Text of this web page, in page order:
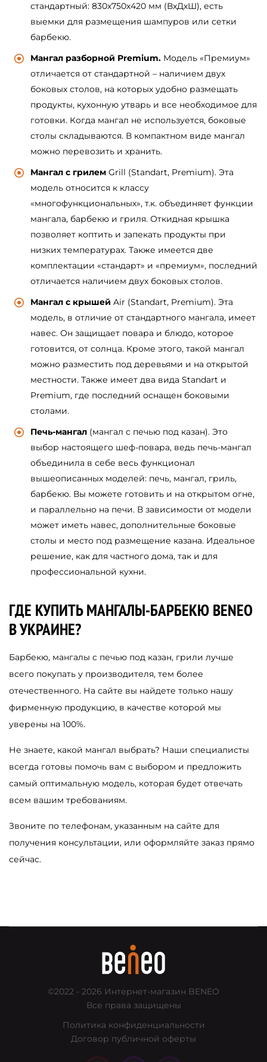
стандартный: 830х750х420 мм (ВхДхШ), есть
выемки для размещения шампуров или сетки
барбекю.
Мангал разборной Premium. Модель «Премиум»
отличается от стандартной – наличием двух
боковых столов, на которых удобно размещать
продукты, кухонную утварь и все необходимое для
готовки. Когда мангал не используется, боковые
столы складываются. В компактном виде мангал
можно перевозить и хранить.
Мангал с грилем Grill (Standart, Premium). Эта
модель относится к классу
«многофункциональных», т.к. объединяет функции
мангала, барбекю и гриля. Откидная крышка
позволяет коптить и запекать продукты при
низких температурах. Также имеется две
комплектации «стандарт» и «премиум», последний
отличается наличием двух боковых столов.
Мангал с крышей Air (Standart, Premium). Эта
модель, в отличие от стандартного мангала, имеет
навес. Он защищает повара и блюдо, которое
готовится, от солнца. Кроме этого, такой мангал
можно разместить под деревьями и на открытой
местности. Также имеет два вида Standart и
Premium, где последний оснащен боковыми
столами.
Печь-мангал (мангал с печью под казан). Это
выбор настоящего шеф-повара, ведь печь-мангал
объединила в себе весь функционал
вышеописанных моделей: печь, мангал, гриль,
барбекю. Вы можете готовить и на открытом огне,
и параллельно на печи. В зависимости от модели
может иметь навес, дополнительные боковые
столы и место под размещение казана. Идеальное
решение, как для частного дома, так и для
профессиональной кухни.
ГДЕ КУПИТЬ МАНГАЛЫ-БАРБЕКЮ BENEO
В УКРАИНЕ?
Барбекю, мангалы с печью под казан, грили лучше
всего покупать у производителя, тем более
отечественного. На сайте вы найдете только нашу
фирменную продукцию, в качестве которой мы
уверены на 100%.
Не знаете, какой мангал выбрать? Наши специалисты
всегда готовы помочь вам с выбором и предложить
самый оптимальную модель, которая будет отвечать
всем вашим требованиям.
Звоните по телефонам, указанным на сайте для
получения консультации, или оформляйте заказ прямо
сейчас.
©2022 - 2026 Интернет-магазин BENEO
Все права защищены
Политика конфиденциальности
Договор публичной оферты